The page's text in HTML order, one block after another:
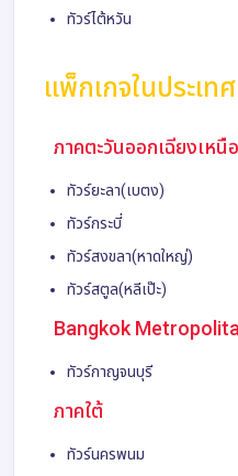
ทัวร์ไต้หวัน
แพ็กเกจในประเทศ
ภาคตะวันออกเฉียงเหนือ
ทัวร์ยะลา(เบตง)
ทัวร์กระบี่
ทัวร์สงขลา(หาดใหญ่)
ทัวร์สตูล(หลีเป๊ะ)
Bangkok
ทัวร์กาญจนบุรี
ภาคใต้
ทัวร์นครพนม